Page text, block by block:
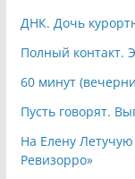
ДНК. Дочь
Полный контакт.
60 минут
Пусть говорят.
На Елену
Ревизорро»